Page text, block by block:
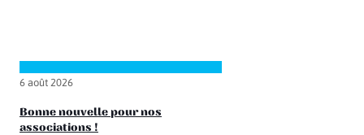
6 août 2026
Bonne nouvelle pour nos
associations !